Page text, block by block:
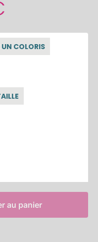
COLORIS
au panier